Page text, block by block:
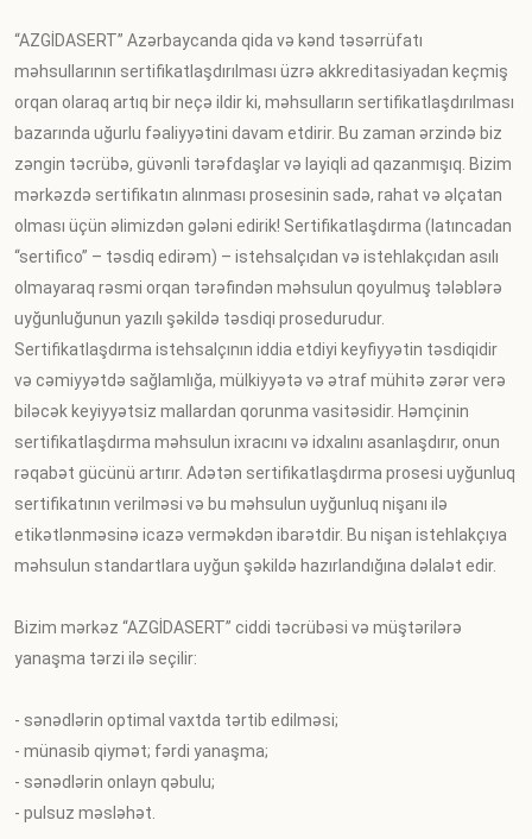
“AZGİDASERT” Azərbaycanda qida və kənd təsərrüfatı
məhsullarının sertifikatlaşdırılması üzrə akkreditasiyadan keçmiş
orqan olaraq artıq bir neçə ildir ki, məhsulların sertifikatlaşdırılması
bazarında uğurlu fəaliyyətini davam etdirir. Bu zaman ərzində biz
zəngin təcrübə, güvənli tərəfdaşlar və layiqli ad qazanmışıq. Bizim
mərkəzdə sertifikatın alınması prosesinin sadə, rahat və əlçatan
olması üçün əlimizdən gələni edirik! Sertifikatlaşdırma (latıncadan
“sertifico” – təsdiq edirəm) – istehsalçıdan və istehlakçıdan asılı
olmayaraq rəsmi orqan tərəfindən məhsulun qoyulmuş tələblərə
uyğunluğunun yazılı şəkildə təsdiqi prosedurudur.
Sertifikatlaşdırma istehsalçının iddia etdiyi keyfiyyətin təsdiqidir
və cəmiyyətdə sağlamlığa, mülkiyyətə və ətraf mühitə zərər verə
biləcək keyiyyətsiz mallardan qorunma vasitəsidir. Həmçinin
sertifikatlaşdırma məhsulun ixracını və idxalını asanlaşdırır, onun
rəqabət gücünü artırır. Adətən sertifikatlaşdırma prosesi uyğunluq
sertifikatının verilməsi və bu məhsulun uyğunluq nişanı ilə
etikətlənməsinə icazə verməkdən ibarətdir. Bu nişan istehlakçıya
məhsulun standartlara uyğun şəkildə hazırlandığına dəlalət edir.
Bizim mərkəz “AZGİDASERT” ciddi təcrübəsi və müştərilərə
yanaşma tərzi ilə seçilir:
- sənədlərin optimal vaxtda tərtib edilməsi;
- münasib qiymət; fərdi yanaşma;
- sənədlərin onlayn qəbulu;
- pulsuz məsləhət.